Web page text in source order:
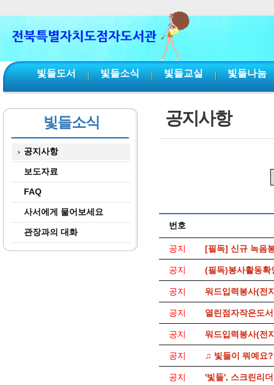
빛들도서 빛들소식 빛들교실 빛들나눔
빛들소식
공지사항
보도자료
FAQ
사서에게 물어보세요
관장과의 대화
공지사항
번호
공지 [필독] 신규 녹음
공지 (필독)봉사활동확
공지 워드입력봉사(전
공지 열린점자작은도
공지 워드입력봉사(전
공지 ♫ 빛들이 뭐예요?
공지 '빛들', 스크린리